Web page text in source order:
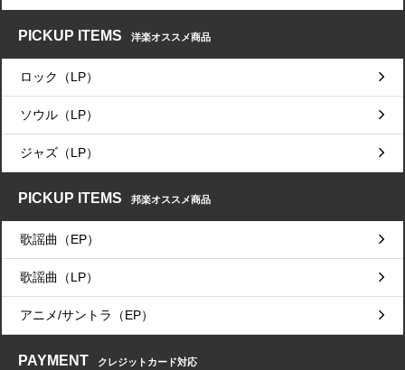
PICKUP ITEMS 洋楽オススメ商品
ロック（LP）
ソウル（LP）
ジャズ（LP）
PICKUP ITEMS 邦楽オススメ商品
歌謡曲（EP）
歌謡曲（LP）
アニメ/サントラ（EP）
PAYMENT クレジットカード対応